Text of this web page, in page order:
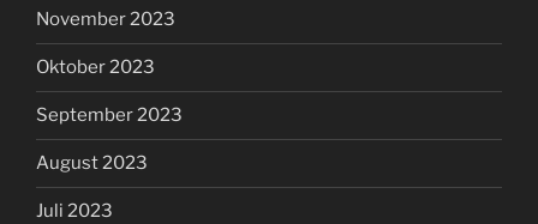
November 2023
Oktober 2023
September 2023
August 2023
Juli 2023